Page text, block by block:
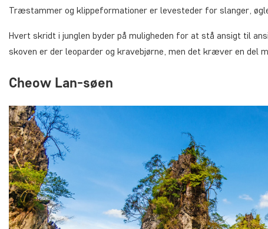
Træstammer og klippeformationer er levesteder for slanger,
Hvert skridt i junglen byder på muligheden for at stå ansigt til
skoven er der leoparder og kravebjørne, men det kræver en del
Cheow Lan-søen